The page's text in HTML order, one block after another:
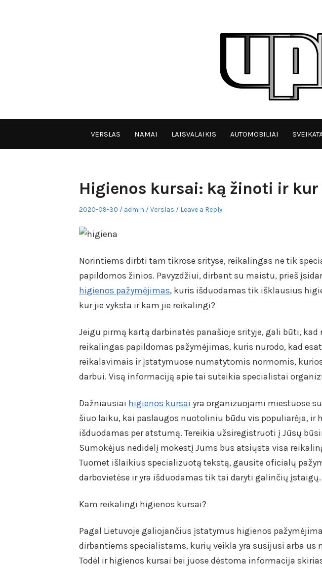
VPULF
VERSLAS NAMAI LAISVALAIKIS AUTOMOBILIAI
Higienos kursai: ką žinoti ir
Posted
2020-09-30 Author
admin
Posted
Verslas Leave a Reply
Norintiems dirbti tam tikrose srityse, reikalingas ne tik
papildomos žinios. Pavyzdžiui, dirbant su maistu, prieš
higienos pažymėjimas, kuris išduodamas tik išklausius
kur jie vyksta ir kam jie reikalingi?
Jeigu pirmą kartą darbinatės panašioje srityje, gali būti, kad
reikalingas papildomas pažymėjimas, kuris nurodo, kad
reikalavimais ir įstatymuose numatytomis normomis,
darbui. Visą informaciją apie tai suteikia specialistai
Dažniausiai higienos kursai yra organizuojami miestuose
šiuo laiku, kai paslaugos nuotoliniu būdu vis populiarėja, ir
išduodamas per atstumą. Tereikia užsiregistruoti į Jūsų
Sumokėjus nedidelį mokestį Jums bus atsiųsta visa
Tuomet išlaikius specializuotą tekstą, gausite oficialų
darbovietėse ir yra išduodamas tik tai daryti galinčių įstaigų.
Kam reikalingi higienos kursai?
Pagal Lietuvoje galiojančius įstatymus higienos
dirbantiems specialistams, kurių veikla yra susijusi arba us
Todėl ir higienos kursai bei juose dėstoma informacija